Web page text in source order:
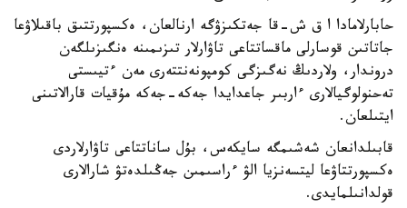
حابارلامادا ا ق ش-قا جەتكىزۋگە ارنالعان، ەكسپورتتىق باقىلاۋعا
جاتاتىن قوسارلى ماقساتتاعى تاۋارلار تىزىمىنە ەنگىزىلگەن
دروندار، ولاردىڭ نەگىزگى كومپونەنتتەرى مەن ءتيىستى
تەحنولوگيالارى ءاربىر جاعدايدا جەكە-جەكە مۇقيات قارالاتىنى
ايتىلعان.
قابىلدانعان شەشىمگە سايكەس، بۇل ساناتتاعى تاۋارلاردى
ەكسپورتتاۋعا ليتسەنزيا الۋ ءراسىمىن جەڭىلدەتۋ شارالارى
قولدانىلمايدى.